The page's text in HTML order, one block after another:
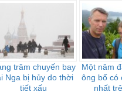
trăm chuyến bay
Nga bị hủy do thời
tiết xấu
Một năm
ông bố có
nhất